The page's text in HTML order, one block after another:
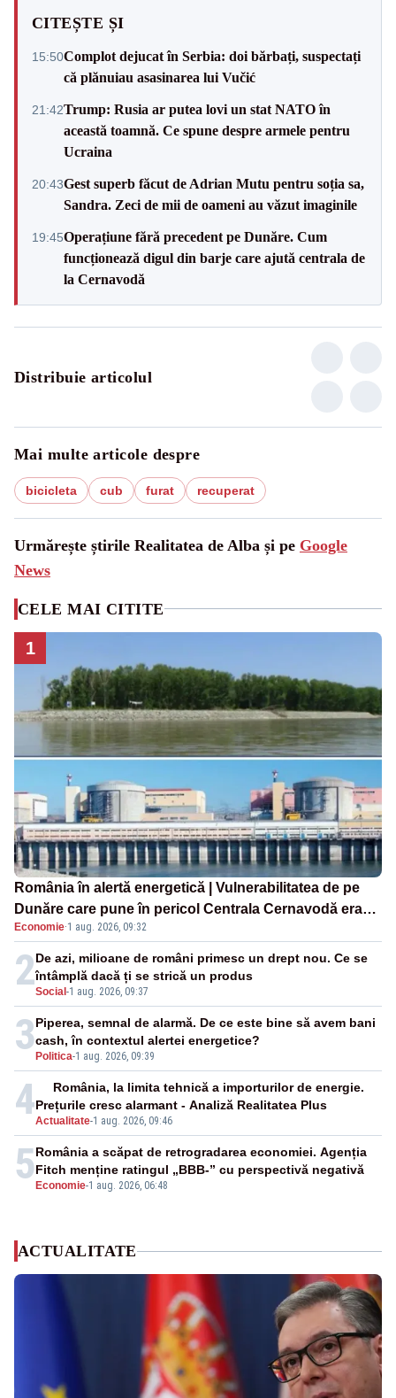
CITEȘTE ȘI
15:50Complot dejucat în Serbia: doi bărbați, suspectați
că plănuiau asasinarea lui Vučić
21:42Trump: Rusia ar putea lovi un stat NATO în
această toamnă. Ce spune despre armele pentru
Ucraina
20:43Gest superb făcut de Adrian Mutu pentru soția sa,
Sandra. Zeci de mii de oameni au văzut imaginile
19:45Operațiune fără precedent pe Dunăre. Cum
funcționează digul din barje care ajută centrala de
la Cernavodă
Distribuie articolul
Mai multe articole despre
bicicleta cub furat recuperat
Urmărește știrile Realitatea de Alba și pe Google
News
CELE MAI CITITE
1
România în alertă energetică | Vulnerabilitatea de pe
Dunăre care pune în pericol Centrala Cernavodă era
cunoscută de pe vremea lui Ceaușescu
Economie·1 aug. 2026, 09:32
2Social -1 aug. 2026, 09:37
De azi, milioane de români primesc un drept nou. Ce se
întâmplă dacă ți se strică un produs
3 Politica-1 aug. 2026, 09:39
Piperea, semnal de alarmă. De ce este bine să avem bani
cash, în contextul alertei energetice?
4Actualitate-1 aug. 2026, 09:46
România, la limita tehnică a importurilor de energie.
Prețurile cresc alarmant - Analiză Realitatea Plus
5 Economie-1 aug. 2026, 06:48
România a scăpat de retrogradarea economiei. Agenția
Fitch menține ratingul „BBB-” cu perspectivă negativă
ACTUALITATE